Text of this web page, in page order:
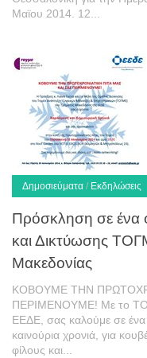
Μαϊου 2014. 12...
Δημοσιεύματα / Εκδηλώσεις
Πρόσκληση σε ένα
και Δικτύωσης
Μακεδονίας
ΚΟΒΟΥΜΕ ΤΗΝ
ΠΕΡΙΜΕΝΟΥΜΕ! Με το
ΕΕΔΕ, σας καλούμε σε ένα
καινούρια χρονιά, για
φίλους και...